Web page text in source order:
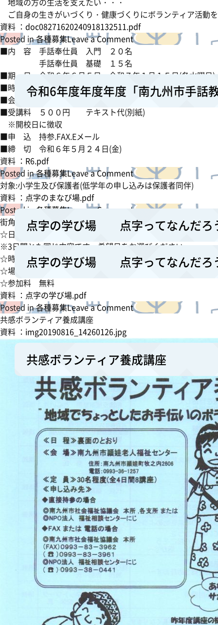
入
門
的
受
講
者
募
ご自身の生きがいづくり・健康づくりにボランティア活動
資料 ： doc08271620240918132511.pdf
Posted in各種募集Leave a Commento
和
６
年
度
ン
テ
ア
養
成
講
座
受
募
令和6年度年度年度「南九州市手話
■内 容 手話奉仕員 入門 ２０名
手話奉仕員 基礎 １５名
■期 日 令和６年６月５日～令和７年１月１５日(各水曜日)
■時 間 毎週水曜日 １９時～２１時(２時間程度)
■会 場 南九州市知覧老人福祉センター
■受講料 ５００円 テキスト代(別紙)
※開校日に徴収
■申 込 持参.FAX.Eメール
■締 切 令和６年５月２４日(金)
資料 ： R6.pdf
Posted in各種募集Leave a Commento
n
和
6
年
度
年
度
「南
市
手
話
教
室」
ご
案
点字の学び場 点字ってなんだろ
対象:小学生及び保護者(低学年の申し込みは保護者同伴)
資料 ： 点字のまなび場.pdf
Posted in 各種募集Leave a Commento
n
点
字
の
学
っ
て
な
ん
だ
う？
点字の学び場 点字ってなんだろ
街角や生活用品の中でよく見かける点字を学んでみませんか?
☆日程 令和4年7月24日(日) 7月31日(日) 8月7日(日)
※3日間とも同じ内容です。希望日をお選びください。
☆時間13時30分～15時30分
☆場所南九州市知覧老人福祉センター
☆参加料 無料
資料 ： 点字の学び場.pdf
Posted in各種募集Leave a Commento
字
の
学
び
場
点
字
て
な
ん
う？
共感ボランティア養成講座
共感ボランティア養成講座
資料 ： img20190816_14260126.jpg